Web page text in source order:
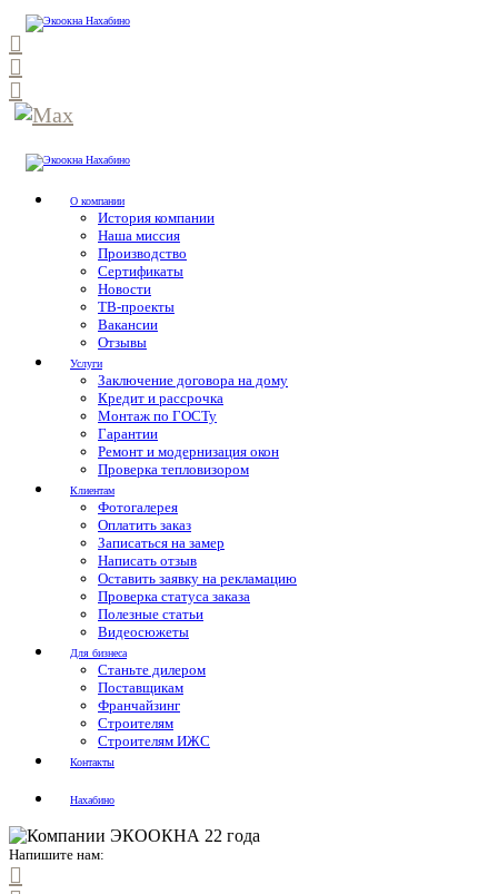
О компании
История компании
Наша миссия
Производство
Сертификаты
Новости
ТВ-проекты
Вакансии
Отзывы
Услуги
Заключение договора на дому
Кредит и рассрочка
Монтаж по ГОСТу
Гарантии
Ремонт и модернизация окон
Проверка тепловизором
Клиентам
Фотогалерея
Оплатить заказ
Записаться на замер
Написать отзыв
Оставить заявку на рекламацию
Проверка статуса заказа
Полезные статьи
Видеосюжеты
Для бизнеса
Станьте дилером
Поставщикам
Франчайзинг
Строителям
Строителям ИЖС
Контакты
Нахабино
Напишите нам: